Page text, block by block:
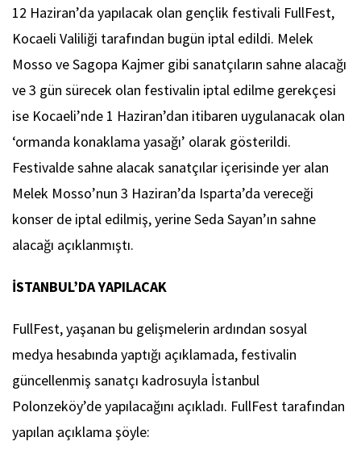
12 Haziran’da yapılacak olan gençlik festivali FullFest,
Kocaeli Valiliği tarafından bugün iptal edildi. Melek
Mosso ve Sagopa Kajmer gibi sanatçıların sahne alacağı
ve 3 gün sürecek olan festivalin iptal edilme gerekçesi
ise Kocaeli’nde 1 Haziran’dan itibaren uygulanacak olan
‘ormanda konaklama yasağı’ olarak gösterildi.
Festivalde sahne alacak sanatçılar içerisinde yer alan
Melek Mosso’nun 3 Haziran’da Isparta’da vereceği
konser de iptal edilmiş, yerine Seda Sayan’ın sahne
alacağı açıklanmıştı.
İSTANBUL’DA YAPILACAK
FullFest, yaşanan bu gelişmelerin ardından sosyal
medya hesabında yaptığı açıklamada, festivalin
güncellenmiş sanatçı kadrosuyla İstanbul
Polonzeköy’de yapılacağını açıkladı. FullFest tarafından
yapılan açıklama şöyle: